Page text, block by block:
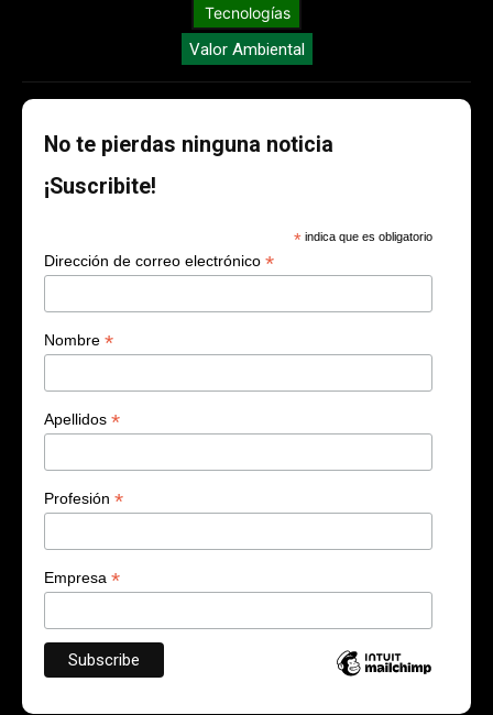
Tecnologías
Valor Ambiental
No te pierdas ninguna noticia
¡Suscribite!
* indica que es obligatorio
Dirección de correo electrónico *
Nombre *
Apellidos *
Profesión *
Empresa *